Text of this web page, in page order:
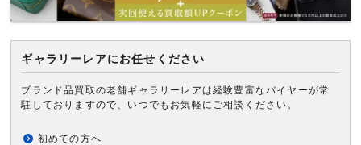
ギャラリーレアにお任せください
ブランド品買取の老舗ギャラリーレアは経験豊富なバイヤーが常
駐しておりますので、いつでもお気軽にご相談ください。
初めての方へ